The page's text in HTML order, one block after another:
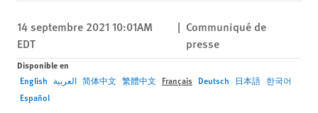
14 septembre 2021 10:01AM
EDT
| Communiqué de
presse
Disponible en
English العربية 简体中文 繁體中文 Français Deutsch 日本語 한국어
Español